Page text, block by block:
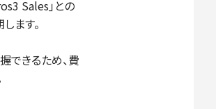
Sales｣との
ます。
できるため、費